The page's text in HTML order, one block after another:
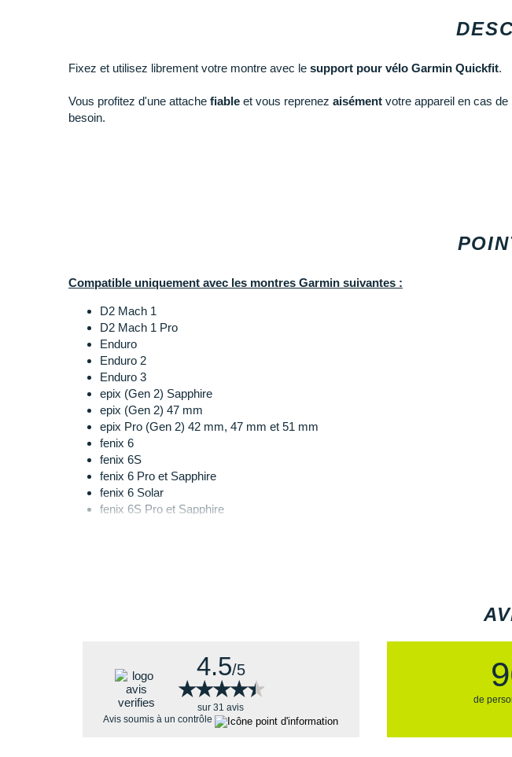
Fixez et utilisez librement votre montre avec le support pour vélo Garmin Quickfit.
Vous profitez d'une attache fiable et vous reprenez aisément votre appareil en cas de
besoin.
Compatible uniquement avec les montres Garmin suivantes :
D2 Mach 1
D2 Mach 1 Pro
Enduro
Enduro 2
Enduro 3
epix (Gen 2) Sapphire
epix (Gen 2) 47 mm
epix Pro (Gen 2) 42 mm, 47 mm et 51 mm
fenix 6
fenix 6S
fenix 6 Pro et Sapphire
fenix 6 Solar
fenix 6S Pro et Sapphire
fenix 7
fenix 7S Sapphire Solar
fenix 7S Pro Solar
fenix 7S Solar
4.5/5
★★★★★
★★★★★
sur 31 avis
Avis soumis à un contrôle
de